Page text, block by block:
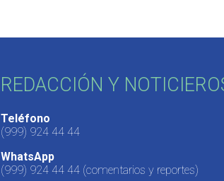
REDACCIÓN Y
Teléfono
(999) 924 44 44
WhatsApp
(999) 924 44 44 (comentarios y reportes)